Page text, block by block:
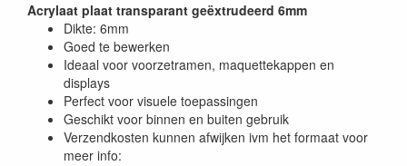
Acrylaat plaat transparant geëxtrudeerd 6mm
Dikte: 6mm
Goed te bewerken
Ideaal voor voorzetramen, maquettekappen en
displays
Perfect voor visuele toepassingen
Geschikt voor binnen en buiten gebruik
Verzendkosten kunnen afwijken ivm het formaat voor
meer info: